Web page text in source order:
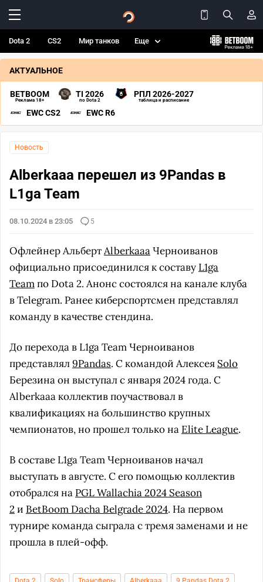
Dota 2 CS2 Мир танков Еще
АКТУАЛЬНОЕ
BETBOOM
Реклама 18+
TI 2026
по Dota 2
РПЛ 2026-2027
таблица и расписание
EWC CS2 EWC R6
Новость
Alberkaaa перешел из 9Pandas в
L1ga Team
08.10.2024 в 23:05 5
Офлейнер АльбертAlberkaaaЧерноиванов
официально присоединился к составу L1ga
Teamпо Dota 2. Анонс состоялся на канале клуба
в Telegram. Ранее киберспортсмен представлял
команду в качестве стендина.
До перехода в L1ga Team Черноиванов
представлял9Pandas. С командой Алексея Solo
Березина он выступал с января 2024 года. С
Alberkaaa коллектив поучаствовал в
квалификациях на большинство крупных
чемпионатов, но прошел только на Elite League.
В составе L1ga Team Черноиванов начал
выступать в августе. С его помощью коллектив
отобрался на PGL Wallachia 2024 Season
2и BetBoom Dacha Belgrade 2024. На первом
турнире команда сыграла с тремя заменами и не
прошла в плей-офф.